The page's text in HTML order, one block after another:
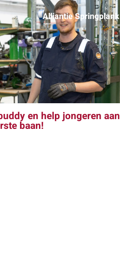
en help jongeren aan
baan!
Alliantie Springplank